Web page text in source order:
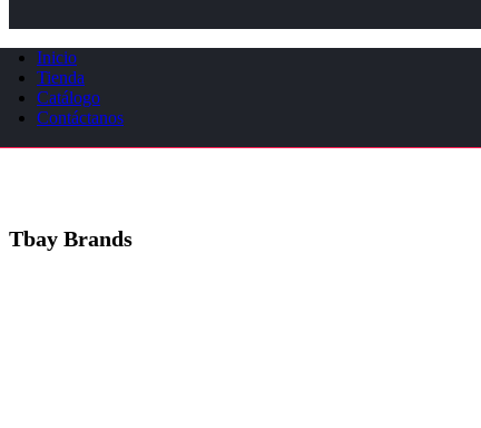
Inicio
Tienda
Catálogo
Contáctanos
Tbay Brands